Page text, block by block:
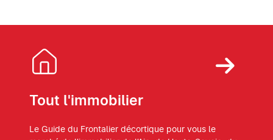
Tout l'immobilier
Le Guide du Frontalier décortique pour vous le